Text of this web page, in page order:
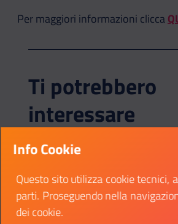
Per maggiori informazioni clicca
Ti potrebbero
interessare
CATEGORIA:
-
Diritti e
per una cittadinanza
Info Cookie
Questo sito utilizza cookie tecnici,
parti. Proseguendo nella
dei cookie.